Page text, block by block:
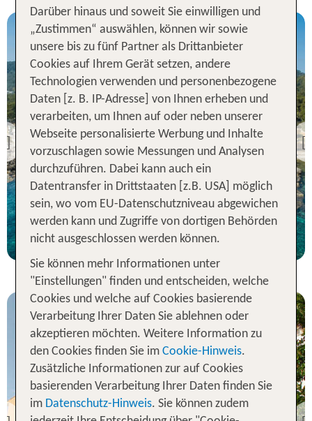
Previous
Mallorca
Grupotel Aguait Resort &
Spa
98 % Weiterempfehlung
7 Nächte, ÜF, DZ
statt
556 €
p.P. ab 508 €
Mallorca
Eden Nord Hotel
Darüber hinaus und soweit Sie einwilligen und
„Zustimmen“ auswählen, können wir sowie
unsere bis zu fünf Partner als Drittanbieter
Cookies auf Ihrem Gerät setzen, andere
Technologien verwenden und personenbezogene
Daten [z. B. IP-Adresse] von Ihnen erheben und
verarbeiten, um Ihnen auf oder neben unserer
Webseite personalisierte Werbung und Inhalte
vorzuschlagen sowie Messungen und Analysen
durchzuführen. Dabei kann auch ein
Datentransfer in Drittstaaten [z.B. USA] möglich
sein, wo vom EU-Datenschutzniveau abgewichen
werden kann und Zugriffe von dortigen Behörden
nicht ausgeschlossen werden können.
Sie können mehr Informationen unter
"Einstellungen" finden und entscheiden, welche
Cookies und welche auf Cookies basierende
Verarbeitung Ihrer Daten Sie ablehnen oder
akzeptieren möchten. Weitere Information zu
den Cookies finden Sie im Cookie-Hinweis.
Zusätzliche Informationen zur auf Cookies
basierenden Verarbeitung Ihrer Daten finden Sie
im Datenschutz-Hinweis. Sie können zudem